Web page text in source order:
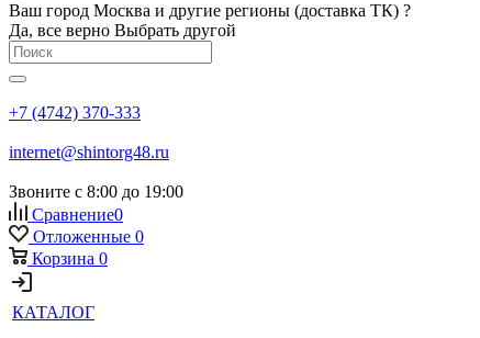
Ваш город Москва и другие регионы (доставка ТК) ?
Да, все верно Выбрать другой
+7 (4742) 370-333
internet@shintorg48.ru
Звоните с 8:00 до 19:00
Сравнение0
Отложенные 0
Корзина 0
КАТАЛОГ